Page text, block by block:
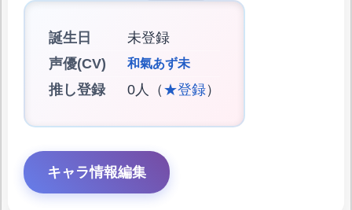
誕生日
未登録
声優(CV)
和氣あず未
推し登録 0人（ ★登録）
キャラ情報編集